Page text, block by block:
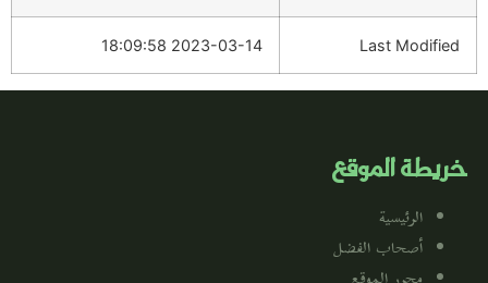
Last Modified
2023-03-14 18:09:58
خريطة الموقع
الرئيسية
أصحاب الفضل